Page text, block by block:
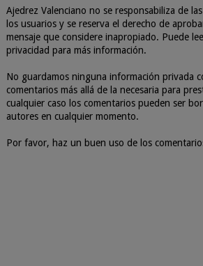
Ajedrez Valenciano no se responsabiliza de
los usuarios y se reserva el derecho de
mensaje que considere inapropiado. Puede
privacidad para más información.
No guardamos ninguna información privada
comentarios más allá de la necesaria para
cualquier caso los comentarios pueden ser
autores en cualquier momento.
Por favor, haz un buen uso de los